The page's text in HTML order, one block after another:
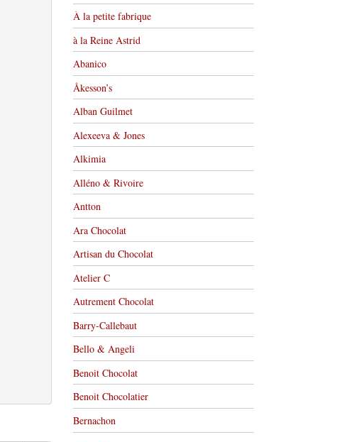
À la petite fabrique
à la Reine Astrid
Abanico
Åkesson’s
Alban Guilmet
Alexeeva & Jones
Alkimia
Alléno & Rivoire
Antton
Ara Chocolat
Artisan du Chocolat
Atelier C
Autrement Chocolat
Barry-Callebaut
Bello & Angeli
Benoit Chocolat
Benoit Chocolatier
Bernachon